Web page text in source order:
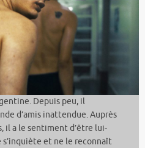
Depuis peu, il
d’amis inattendue. Auprès
il a le sentiment d’être lui-
s’inquiète et ne le reconnaît